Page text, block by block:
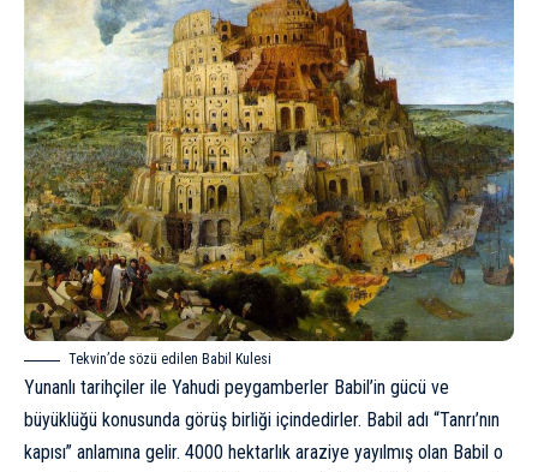
Tekvin’de sözü edilen Babil Kulesi
Yunanlı tarihçiler ile Yahudi peygamberler Babil’in gücü ve
büyüklüğü konusunda görüş birliği içindedirler. Babil adı “Tanrı’nın
kapısı” anlamına gelir. 4000 hektarlık araziye yayılmış olan Babil o